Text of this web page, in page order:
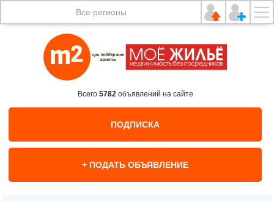
Все регионы
Всего 5782объявлений на сайте
ПОДПИСКА
+ ПОДАТЬ ОБЪЯВЛЕНИЕ